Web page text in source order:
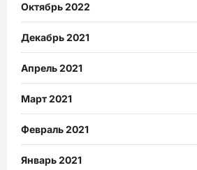
Октябрь 2022
Декабрь 2021
Апрель 2021
Март 2021
Февраль 2021
Январь 2021